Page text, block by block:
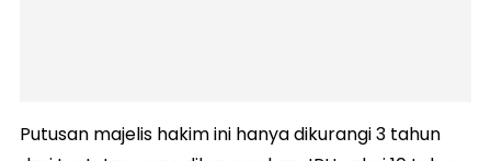
Putusan majelis hakim ini hanya dikurangi 3 tahun